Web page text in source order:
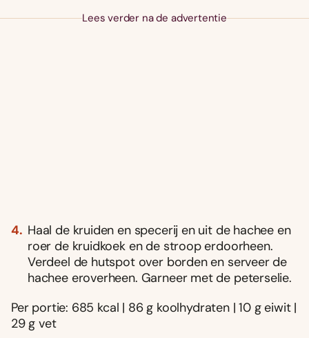
Lees verder na de advertentie
Haal de kruiden en specerij en uit de hachee en
roer de kruidkoek en de stroop erdoorheen.
Verdeel de hutspot over borden en serveer de
hachee eroverheen. Garneer met de peterselie.
Per portie: 685 kcal | 86 g koolhydraten | 10 g eiwit |
29 g vet